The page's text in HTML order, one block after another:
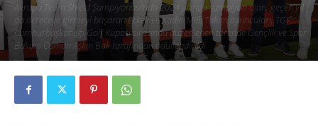
Avrupa Team Shield Şampiyonası’nda 2024 yılında şampiyon olan, geçen yıl
da dereceye girmeyi başaran Erkek ve Kadın Milli Takım oyuncuları, TGF
Cumhurbaşkanlığı Golf Kupası sırasında düzenlenen törende Gençlik ve Spor
Bakanı Osman Aşkın Bak tarafından ödüllendirildi.
Yazar golfdunyasi - 17 Mayıs 2026 107 0